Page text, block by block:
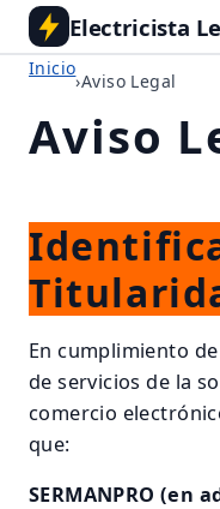
Electricista
Inicio
›Aviso Legal
Aviso
En cumplimiento
de servicios de la
comercio
que:
SERMANPRO (en